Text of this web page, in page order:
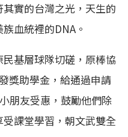
實的台灣之光，天生的
血統裡的DNA。
基層球隊切磋，原棒協
獎助學金，給通過申請
朋友受惠，鼓勵他們除
課堂學習，朝文武雙全